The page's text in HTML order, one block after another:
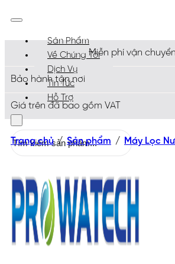
Sản Phẩm
Về Chúng Tôi
Dịch Vụ
Tin Tức
Hỗ Trợ
Tìm
kiếm
Miễn phí vận chuyển
Bảo hành tận nơi
Giá trên đã bao gồm VAT
Trang chủ /Sản phẩm / Máy Lọc